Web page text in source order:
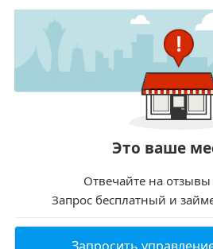
Это ваше
Отвечайте на
Запрос бесплатный и